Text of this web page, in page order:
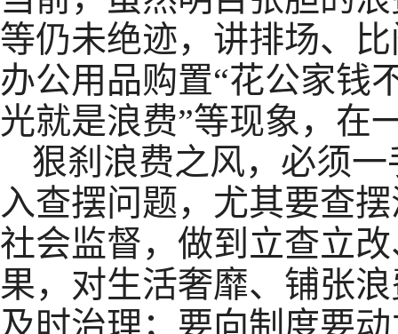
等仍未绝迹，讲排场、
办公用品购置“花公家钱
光就是浪费”等现象，在
狠刹浪费之风，必须
入查摆问题，尤其要查
社会监督，做到立查立
果，对生活奢靡、铺张
及时治理；要向制度要